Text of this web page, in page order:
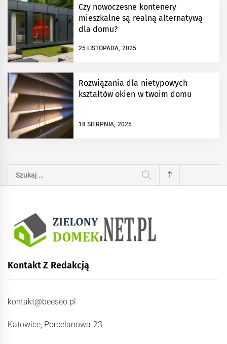
Czy nowoczesne kontenery
mieszkalne są realną alternatywą
dla domu?
25 LISTOPADA, 2025
Rozwiązania dla nietypowych
kształtów okien w twoim domu
18 SIERPNIA, 2025
Szukaj:
Kontakt Z Redakcją
kontakt@beeseo.pl
Katowice, Porcelanowa 23